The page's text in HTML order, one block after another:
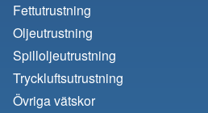
Fettutrustning
Oljeutrustning
Spilloljeutrustning
Tryckluftsutrustning
Övriga vätskor